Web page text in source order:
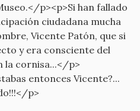
p><p>Si han fallado
ciudadana mucha
Vicente Patón, que si
y era consciente del
la cornisa...</p>
entonces Vicente?...
p>